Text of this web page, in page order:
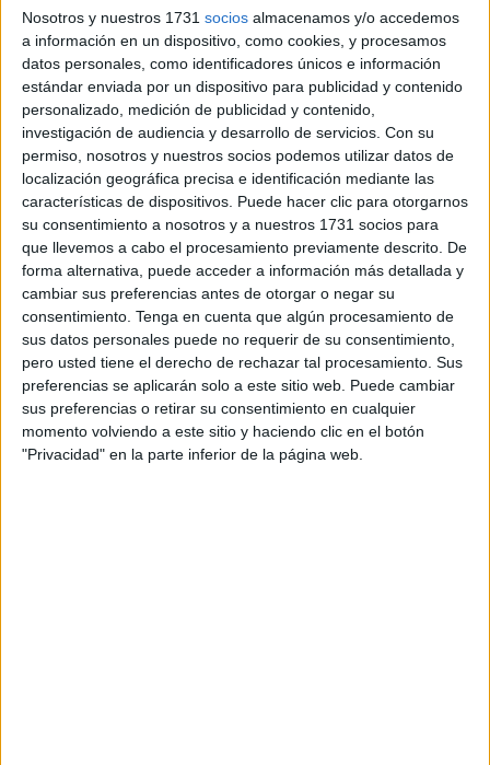
Nosotros y nuestros 1731 socios almacenamos y/o accedemos
a información en un dispositivo, como cookies, y procesamos
datos personales, como identificadores únicos e información
estándar enviada por un dispositivo para publicidad y contenido
personalizado, medición de publicidad y contenido,
investigación de audiencia y desarrollo de servicios. Con su
permiso, nosotros y nuestros socios podemos utilizar datos de
localización geográfica precisa e identificación mediante las
características de dispositivos. Puede hacer clic para otorgarnos
su consentimiento a nosotros y a nuestros 1731 socios para
que llevemos a cabo el procesamiento previamente descrito. De
forma alternativa, puede acceder a información más detallada y
cambiar sus preferencias antes de otorgar o negar su
consentimiento. Tenga en cuenta que algún procesamiento de
sus datos personales puede no requerir de su consentimiento,
pero usted tiene el derecho de rechazar tal procesamiento. Sus
preferencias se aplicarán solo a este sitio web. Puede cambiar
sus preferencias o retirar su consentimiento en cualquier
momento volviendo a este sitio y haciendo clic en el botón
"Privacidad" en la parte inferior de la página web.
chiringuitosde la playa, que permanecerá debidamente
señalizado mediantebalizamientotanto en la lámina de
agua como en la arena.
Por motivos de seguridad,no se permitirá el acceso
bañistas a esta zonaentre las 8.00 y las 13.00 horas del
sábado.
Cómo ver la exhibición, habrá zona
para espectadores
Los ciudadanos podrán presenciar la exhibición
paracaidista desde el propio arenal, ya que se habilitará
una zona para espectadoresdetrás del perímetro
acotado, que va a estar delimitada mediante vallas.
Desde allí podrá seguirse el desarrollo del salto